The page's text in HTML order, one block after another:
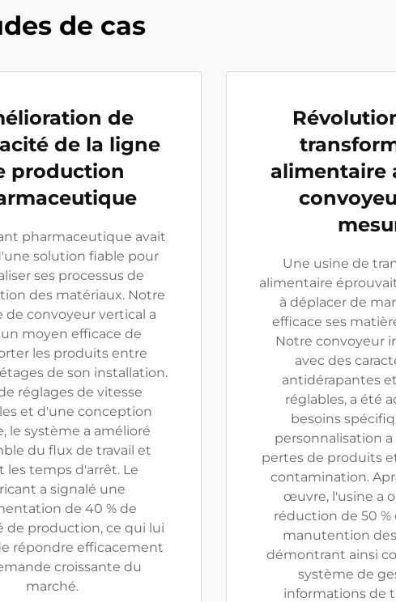
de cas
de
de la ligne
production
pharmaceutique avait
solution fiable pour
ses processus de
des matériaux. Notre
de convoyeur vertical a
moyen efficace de
les produits entre
de son installation.
réglages de vitesse
et d'une conception
le système a amélioré
du flux de travail et
les temps d'arrêt. Le
a signalé une
de 40 % de
de production, ce qui lui
répondre efficacement
croissante du
marché.
alimentaire
Une usine de
alimentaire
à déplacer de
efficace ses
Notre convoyeur
avec des
antidérapantes
réglables, a été
besoins
personnalisation
pertes de produits
contamination.
œuvre, l'usine a
réduction de 50
manutention
démontrant ainsi
système de
informations de